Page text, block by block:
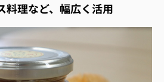
料理など、幅広く活用